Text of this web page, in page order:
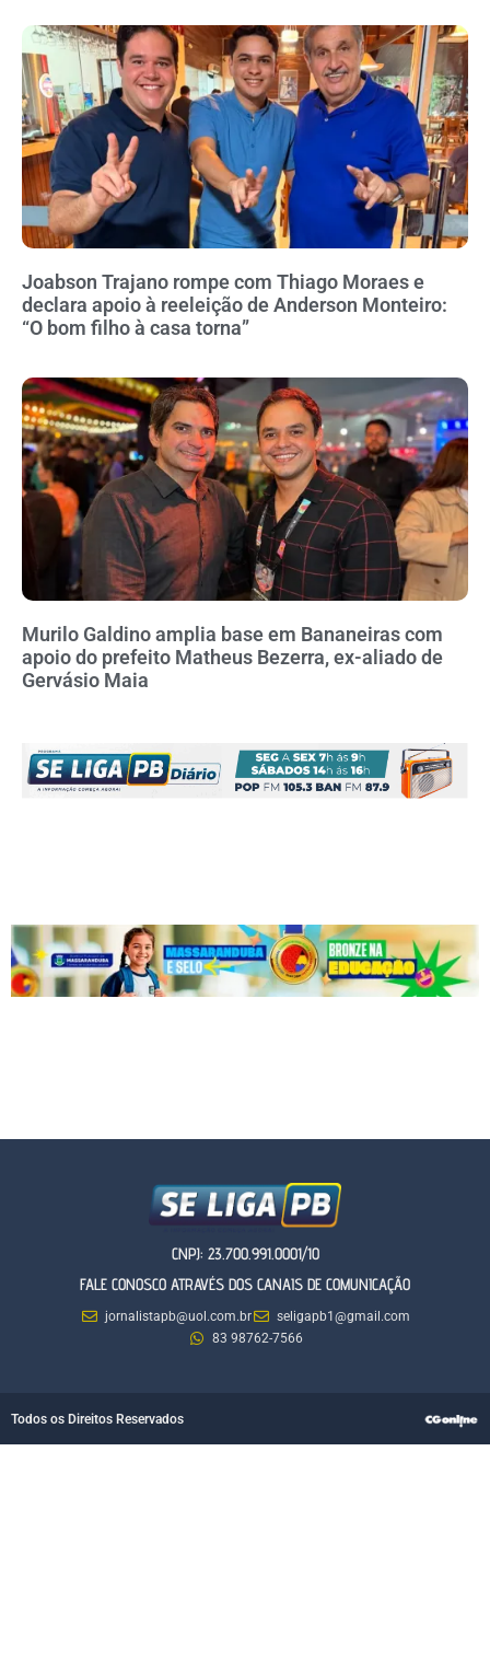
Joabson Trajano rompe com Thiago Moraes e
declara apoio à reeleição de Anderson Monteiro:
“O bom filho à casa torna”
Murilo Galdino amplia base em Bananeiras com
apoio do prefeito Matheus Bezerra, ex-aliado de
Gervásio Maia
CNPJ: 23.700.991.0001/10
FALE CONOSCO ATRAVÉS DOS CANAIS DE COMUNICAÇÃO
jornalistapb@uol.com.br
seligapb1@gmail.com
83 98762-7566
Todos os Direitos Reservados